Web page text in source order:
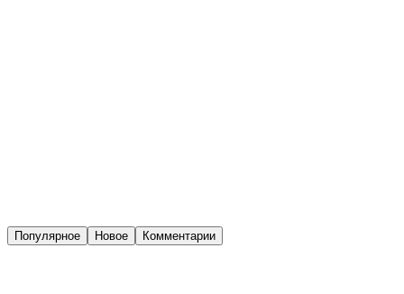
Популярное Новое Комментарии